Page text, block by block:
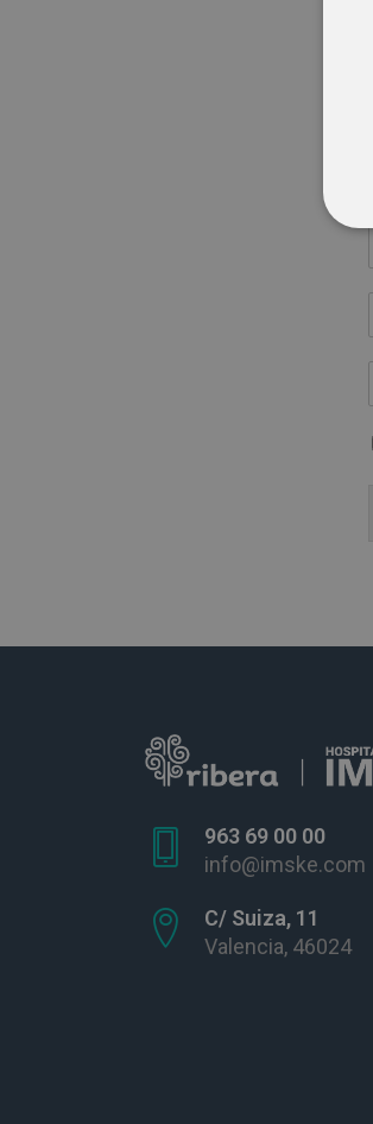
963 69 00 00
info@imske.com
C/ Suiza, 11
Valencia, 46024